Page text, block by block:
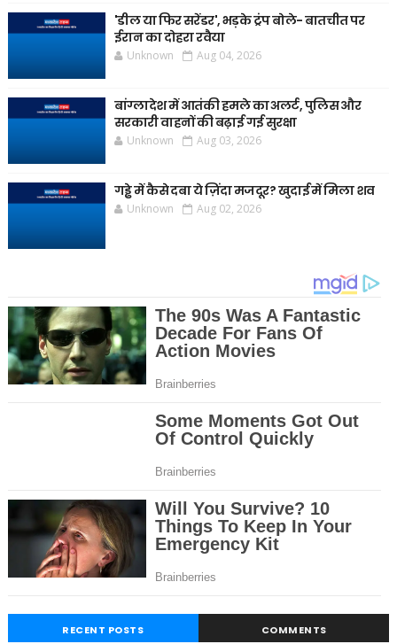
'डील या फिर सरेंडर', भड़के ट्रंप बोले- बातचीत पर
ईरान का दोहरा रवैया
Unknown Aug 04, 2026
बांग्लादेश में आतंकी हमले का अलर्ट, पुलिस और
सरकारी वाहनों की बढ़ाई गई सुरक्षा
Unknown Aug 03, 2026
गड्ढे में कैसे दबा ये ज़िंदा मजदूर? खुदाई में मिला शव
Unknown Aug 02, 2026
RECENT POSTS COMMENTS